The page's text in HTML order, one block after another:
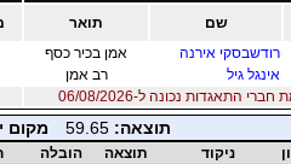
שם תואר
רודשבסקי אירנה אמן בכיר כסף
אינגל גיל רב אמן
התאגדות נכונה ל-06/08/2026
תוצאה:59.65 מקום
ניקוד תוצאה הובלה